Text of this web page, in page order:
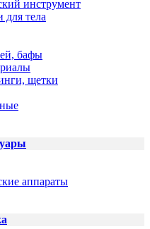
инструмент
тела
бафы
щетки
аппараты